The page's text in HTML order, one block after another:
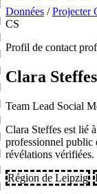
Données / Projecter
CS
Profil de contact
Clara Steffes
Team Lead Social
Clara Steffes est lié
professionnel public
révélations vérifiées.
Région de Leipzig